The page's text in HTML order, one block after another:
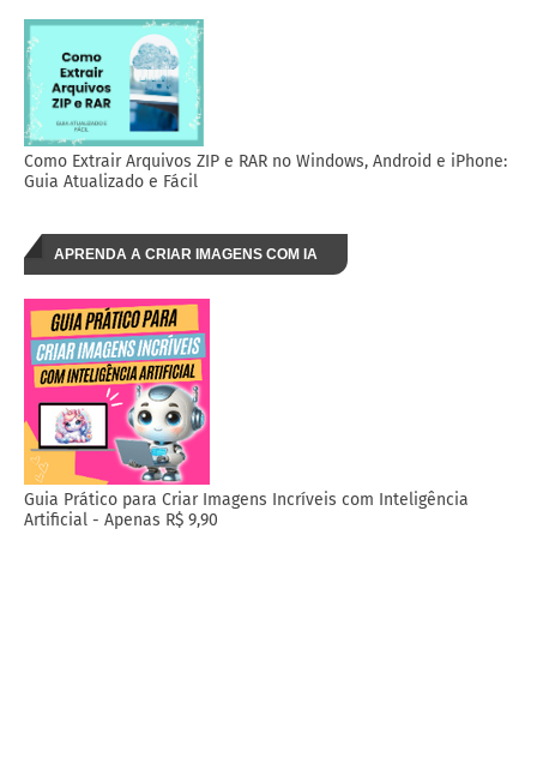
Como Extrair Arquivos ZIP e RAR no Windows, Android e iPhone:
Guia Atualizado e Fácil
APRENDA A CRIAR IMAGENS COM IA
Guia Prático para Criar Imagens Incríveis com Inteligência
Artificial - Apenas R$ 9,90